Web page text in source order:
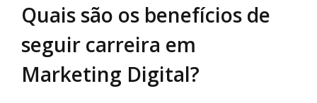
Quais são os benefícios de
seguir carreira em
Marketing Digital?